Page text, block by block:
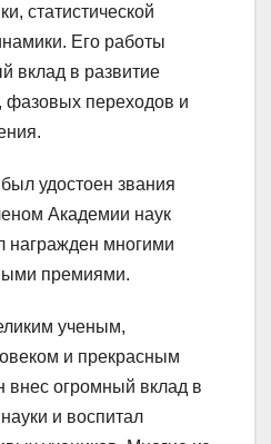
статистической
Его работы
вклад в развитие
фазовых переходов и
удостоен звания
Академии наук
многими
премиями.
ученым,
и прекрасным
внес огромный вклад в
и воспитал